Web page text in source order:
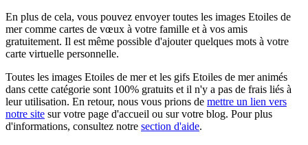
En plus de cela, vous pouvez envoyer toutes les images Etoiles de
mer comme cartes de vœux à votre famille et à vos amis
gratuitement. Il est même possible d'ajouter quelques mots à votre
carte virtuelle personnelle.
Toutes les images Etoiles de mer et les gifs Etoiles de mer animés
dans cette catégorie sont 100% gratuits et il n'y a pas de frais liés à
leur utilisation. En retour, nous vous prions de mettre un lien vers
notre site sur votre page d'accueil ou sur votre blog. Pour plus
d'informations, consultez notre section d'aide.